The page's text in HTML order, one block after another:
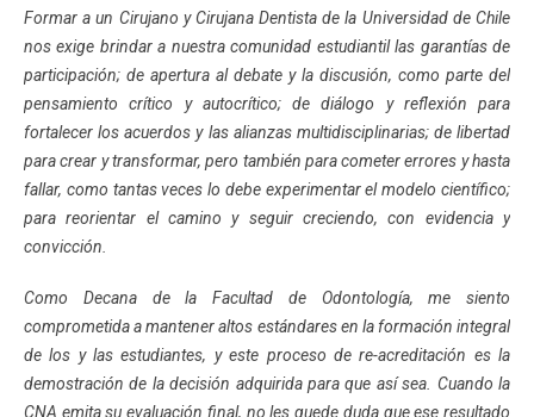
Formar a un Cirujano y Cirujana Dentista de la Universidad de Chile
nos exige brindar a nuestra comunidad estudiantil las garantías de
participación; de apertura al debate y la discusión, como parte del
pensamiento crítico y autocrítico; de diálogo y reflexión para
fortalecer los acuerdos y las alianzas multidisciplinarias; de libertad
para crear y transformar, pero también para cometer errores y hasta
fallar, como tantas veces lo debe experimentar el modelo científico;
para reorientar el camino y seguir creciendo, con evidencia y
convicción.
Como Decana de la Facultad de Odontología, me siento
comprometida a mantener altos estándares en la formación integral
de los y las estudiantes, y este proceso de re-acreditación es la
demostración de la decisión adquirida para que así sea. Cuando la
CNA emita su evaluación final, no les quede duda que ese resultado